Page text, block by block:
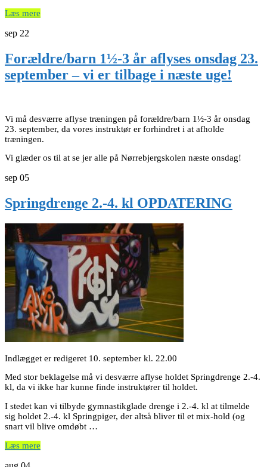
Læs mere
sep 22
Forældre/barn 1½-3 år aflyses onsdag 23.
september – vi er tilbage i næste uge!
Vi må desværre aflyse træningen på forældre/barn 1½-3 år onsdag
23. september, da vores instruktør er forhindret i at afholde
træningen.
Vi glæder os til at se jer alle på Nørrebjergskolen næste onsdag!
sep 05
Springdrenge 2.-4. kl OPDATERING
Indlægget er redigeret 10. september kl. 22.00
Med stor beklagelse må vi desværre aflyse holdet Springdrenge 2.-4.
kl, da vi ikke har kunne finde instruktører til holdet.
I stedet kan vi tilbyde gymnastikglade drenge i 2.-4. kl at tilmelde
sig holdet 2.-4. kl Springpiger, der altså bliver til et mix-hold (og
snart vil blive omdøbt …
Læs mere